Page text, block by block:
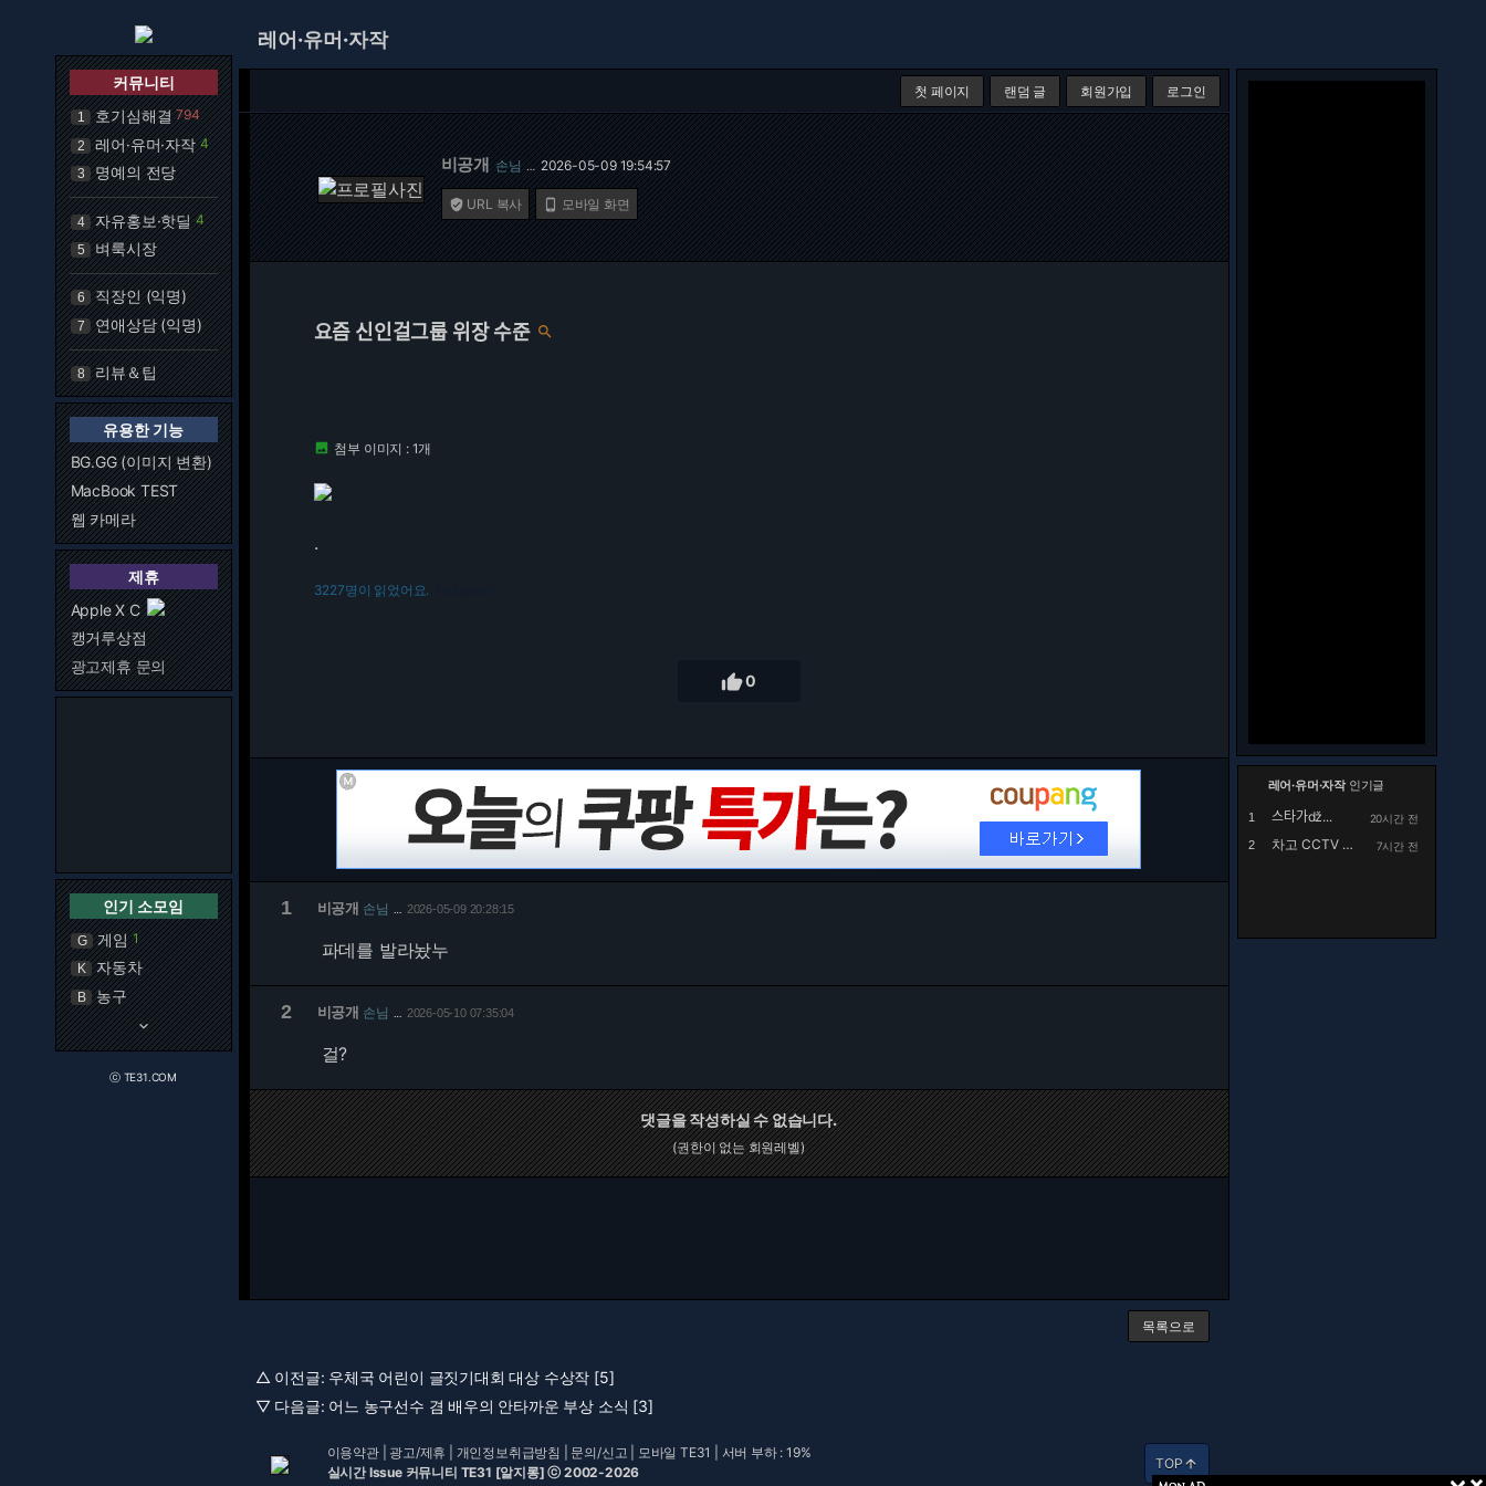
커뮤니티
1 호기심해결 794
2 레어·유머·자작 4
3 명예의 전당
4 자유홍보·핫딜 4
5 벼룩시장
6 직장인 (익명)
7 연애상담 (익명)
8 리뷰＆팁
유용한 기능
BG.GG (이미지 변환)
MacBook TEST
웹 카메라
제휴
Apple X C
캥거루상점
광고제휴 문의
인기 소모임
G 게임 1
K 자동차
B 농구
keyboard_arrow_down
ⓒ TE31.COM
레어·유머·자작
첫 페이지 랜덤 글 회원가입 로그인
비공개 손님 … 2026-05-09 19:54:57
 URL 복사  모바일 화면
요즘 신인걸그룹 위장 수준 
 첨부 이미지 : 1개
.
3227명이 읽었어요.
0
1 비공개 손님 2026-05-09 20:28:15
파데를 발라놨누
2 비공개 손님 2026-05-10 07:35:04
걸?
댓글을 작성하실 수 없습니다.
(권한이 없는 회원레벨)
목록으로
△ 이전글: 우체국 어린이 글짓기대회 대상 수상작 [5]
▽ 다음글: 어느 농구선수 겸 배우의 안타까운 부상 소식 [3]
이용약관| 광고/제휴 개인정보취급방침 문의/신고 모바일 TE31
| 서버 부하 : 19%
실시간 Issue 커뮤니티 TE31 [알지롱] ⓒ 2002-2026
TOP arrow_upward
레어·유머·자작인기글
1 스타가ǆ...
20시간 전
2
차고 CCTV 설치 후 영상확인하며 충격받은 남자 7시간 전